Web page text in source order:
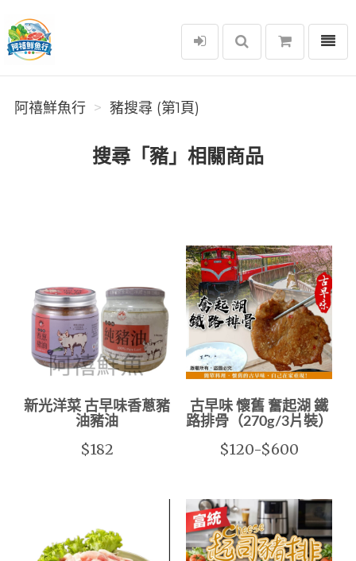
阿禧鮮魚行
選單
阿禧鮮魚行 豬搜尋 (第1頁)
搜尋「豬」相關商品
新光洋菜 古早味香蔥豬
油豬油
$182
古早味 懷舊 奮起湖 鐵
路排骨（270g/3片裝）
$120-$600